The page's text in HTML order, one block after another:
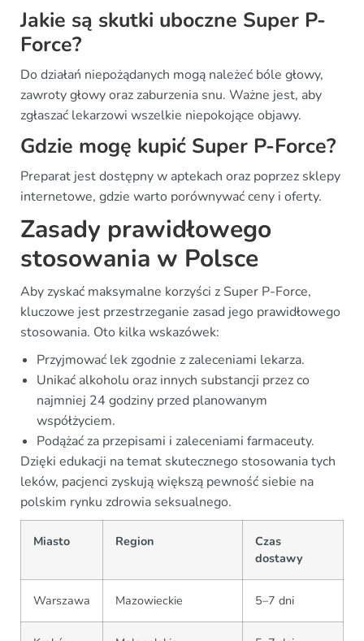
Jakie są skutki uboczne Super P-
Force?
Do działań niepożądanych mogą należeć bóle głowy,
zawroty głowy oraz zaburzenia snu. Ważne jest, aby
zgłaszać lekarzowi wszelkie niepokojące objawy.
Gdzie mogę kupić Super P-Force?
Preparat jest dostępny w aptekach oraz poprzez sklepy
internetowe, gdzie warto porównywać ceny i oferty.
Zasady prawidłowego
stosowania w Polsce
Aby zyskać maksymalne korzyści z Super P-Force,
kluczowe jest przestrzeganie zasad jego prawidłowego
stosowania. Oto kilka wskazówek:
Przyjmować lek zgodnie z zaleceniami lekarza.
Unikać alkoholu oraz innych substancji przez co
najmniej 24 godziny przed planowanym
współżyciem.
Podążać za przepisami i zaleceniami farmaceuty.
Dzięki edukacji na temat skutecznego stosowania tych
leków, pacjenci zyskują większą pewność siebie na
polskim rynku zdrowia seksualnego.
Miasto Region
Czas
dostawy
Warszawa Mazowieckie 5–7 dni